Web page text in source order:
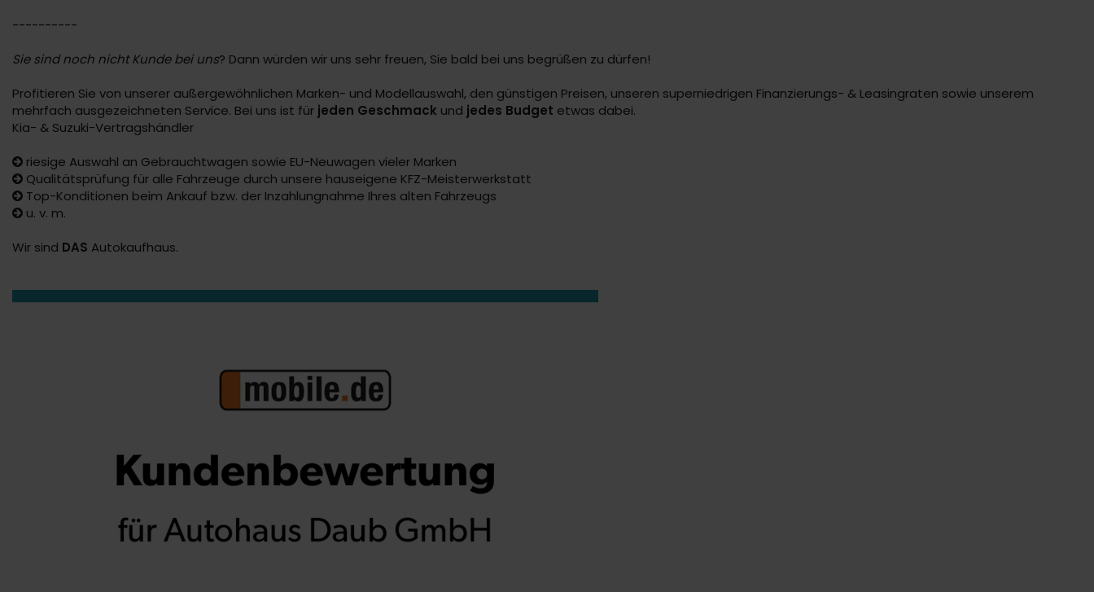
----------
Sie sind noch nicht Kunde bei uns? Dann würden wir uns sehr freuen, Sie bald bei uns begrüßen zu dürfen!
Profitieren Sie von unserer außergewöhnlichen Marken- und Modellauswahl, den günstigen Preisen, unseren superniedrigen Finanzierungs- & Leasingraten sowie unserem
mehrfach ausgezeichneten Service. Bei uns ist für jeden Geschmack und jedes Budget etwas dabei.
Kia- & Suzuki-Vertragshändler
riesige Auswahl an Gebrauchtwagen sowie EU-Neuwagen vieler Marken
Qualitätsprüfung für alle Fahrzeuge durch unsere hauseigene KFZ-Meisterwerkstatt
Top-Konditionen beim Ankauf bzw. der Inzahlungnahme Ihres alten Fahrzeugs
u. v. m.
Wir sind DAS Autokaufhaus.